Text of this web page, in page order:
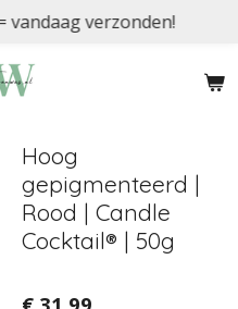
vandaag verzonden!
Hoog
gepigmenteerd |
Rood | Candle
Cocktail® | 50g